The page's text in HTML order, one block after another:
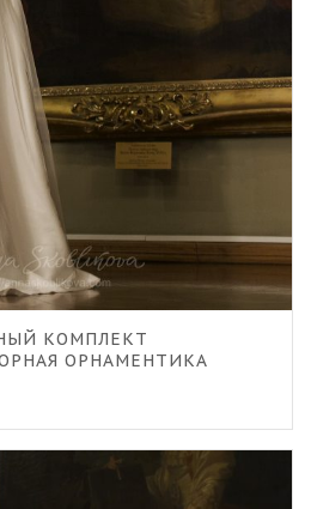
КОМПЛЕКТ
ОРНАМЕНТИКА